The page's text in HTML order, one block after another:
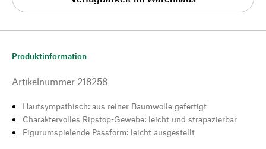
Produktinformation
Artikelnummer 218258
Hautsympathisch: aus reiner Baumwolle gefertigt
Charaktervolles Ripstop-Gewebe: leicht und strapazierbar
Figurumspielende Passform: leicht ausgestellt